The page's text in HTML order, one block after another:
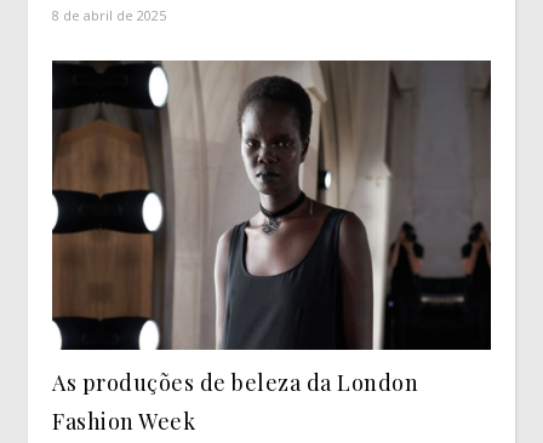
8 de abril de 2025
As produções de beleza da London
Fashion Week